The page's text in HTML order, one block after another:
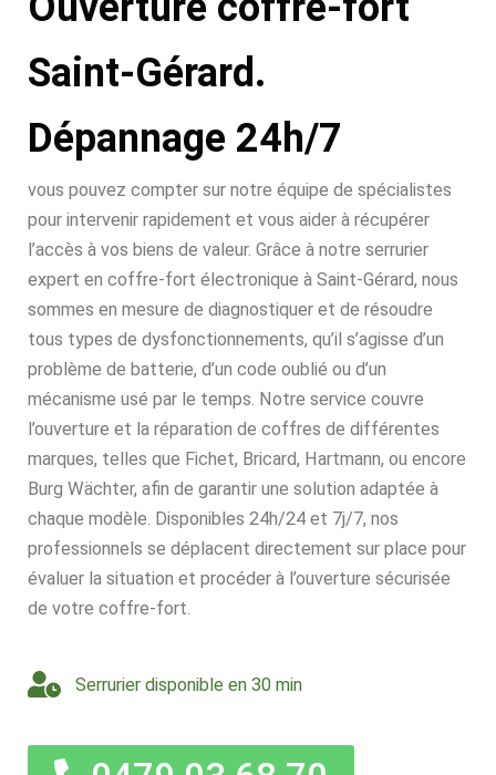
Saint-Gérard.
Dépannage 24h/7
vous pouvez compter sur notre équipe de spécialistes
pour intervenir rapidement et vous aider à récupérer
l’accès à vos biens de valeur. Grâce à notre serrurier
expert en coffre-fort électronique à Saint-Gérard, nous
sommes en mesure de diagnostiquer et de résoudre
tous types de dysfonctionnements, qu’il s’agisse d’un
problème de batterie, d’un code oublié ou d’un
mécanisme usé par le temps. Notre service couvre
l’ouverture et la réparation de coffres de différentes
marques, telles que Fichet, Bricard, Hartmann, ou encore
Burg Wächter, afin de garantir une solution adaptée à
chaque modèle. Disponibles 24h/24 et 7j/7, nos
professionnels se déplacent directement sur place pour
évaluer la situation et procéder à l’ouverture sécurisée
de votre coffre-fort.
Serrurier disponible en 30 min